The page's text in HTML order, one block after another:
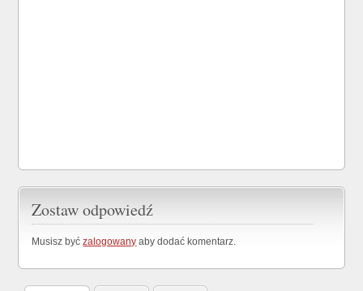
Zostaw odpowiedź
Musisz byćzalogowany aby dodać komentarz.